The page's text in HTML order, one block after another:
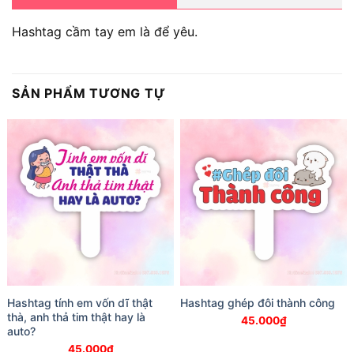
Hashtag cầm tay em là để yêu.
SẢN PHẨM TƯƠNG TỰ
Hashtag tính em vốn dĩ thật
thà, anh thả tim thật hay là
auto?
45.000₫
Hashtag ghép đôi thành công
45.000₫